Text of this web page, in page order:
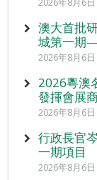
澳大首批
城第一期
2026年8月6
2026粵澳
發揮會展
2026年8月6日
行政長官
一期項目
2026年8月6日